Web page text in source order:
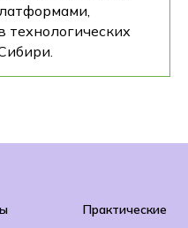
технологических
Практические